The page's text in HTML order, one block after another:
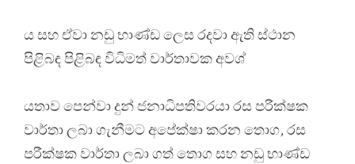
ය සහ ඒවා නඩු භාණ්ඩ ලෙස රදවා ඇති ස්ථාන
පිළිබඳ පිළිබඳ විධිමත් වාර්තාවක අවශ්
යතාව පෙන්වා දුන් ජනාධිපතිවරයා රස පරීක්ෂක
වාර්තා ලබා ගැනීමට අපේක්ෂා කරන තොග, රස
පරීක්ෂක වාර්තා ලබා ගත් තොග සහ නඩු භාණ්ඩ